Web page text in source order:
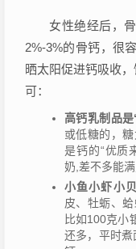
女性绝经后，
2%-3%的骨钙，很
晒太阳促进钙吸收
可：
高钙乳制品是
或低糖的，
是钙的“优质
奶,差不多能
小鱼小虾小
皮、牡蛎、蛤
比如100克小
还多，平时